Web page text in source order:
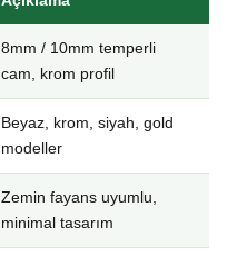
8mm / 10mm temperli
cam, krom profil
Beyaz, krom, siyah, gold
modeller
Zemin fayans uyumlu,
minimal tasarım